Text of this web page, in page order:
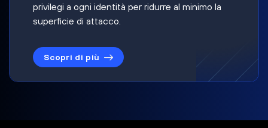
privilegi a ogni identità per ridurre al minimo la
superficie di attacco.
Scopri di più